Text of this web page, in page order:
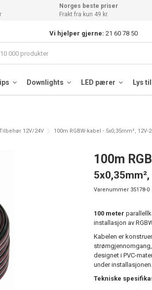
Norges beste priser
Frakt fra kun 49 kr.
Vi hjelper gjerne: 21 60 78 50
Downlights LED pærer Lys
12V/24V 100m RGBW-kabel - 5x0,35mm², 12V-
100m
Varenummer 35178-0
100 meter
installasjon av
Kabelen er
designet i PVC-
under installasjonen.
Tekniske